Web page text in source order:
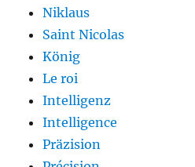
Niklaus
Saint Nicolas
König
Le roi
Intelligenz
Intelligence
Präzision